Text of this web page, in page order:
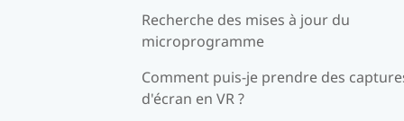
Recherche des mises à jour du
microprogramme
Comment puis-je prendre des
d'écran en VR ?